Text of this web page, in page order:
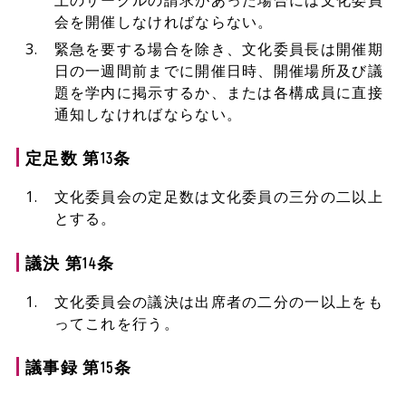
会を開催しなければならない。
緊急を要する場合を除き、文化委員長は開催期
日の一週間前までに開催日時、開催場所及び議
題を学内に掲示するか、または各構成員に直接
通知しなければならない。
定足数 第13条
文化委員会の定足数は文化委員の三分の二以上
とする。
議決 第14条
文化委員会の議決は出席者の二分の一以上をも
ってこれを行う。
議事録 第15条